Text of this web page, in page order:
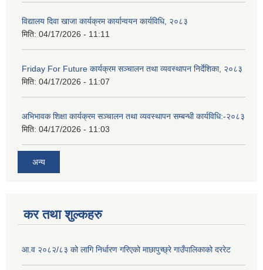
विद्यालय दिवा खाजा कार्यक्रम कार्यान्वयन कार्यविधि, २०८३
मिति: 04/17/2026 - 11:11
Friday For Future कार्यक्रम सञ्चालन तथा व्यवस्थापन निर्देशिका, २०८३
मिति: 04/17/2026 - 11:07
अभिभावक शिक्षा कार्यक्रम सञ्चालन तथा व्यवस्थापन सम्बन्धी कार्यविधि:-२०८३
मिति: 04/17/2026 - 11:03
अन्य
कर तथा शुल्कहरु
आ.व २०८२/८३ को लागि निर्धारण गरिएको माछापुच्छ्रे गाउँपालिकाको दररेट